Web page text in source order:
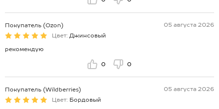
Покупатель (Ozon)
05 августа 2026
Цвет: Джинсовый
рекомендую
0 0
Покупатель (Wildberries)
05 августа 2026
Цвет: Бордовый